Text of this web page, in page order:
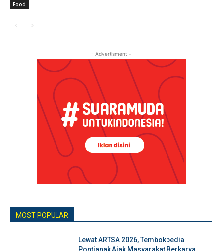
Food
- Advertisment -
MOST POPULAR
Lewat ARTSA 2026, Tembokpedia
Pontianak Ajak Masyarakat Berkarya